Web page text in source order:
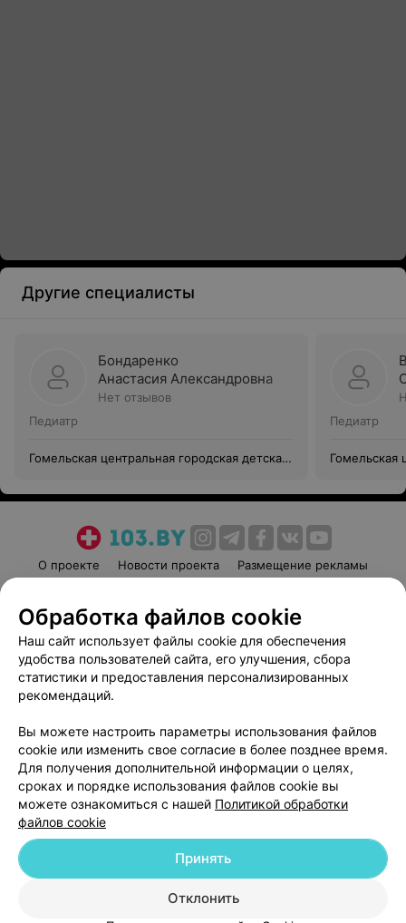
Другие специалисты
Бондаренко
Анастасия Александровна
Нет отзывов
Педиатр
Гомельская центральная городская детская
Педиатр
Гомельская
О проекте Новости проекта
Размещение рекламы
Пользовательское соглашение
Способы оплаты
Вакансии
Партнеры
Написать руководителю 103.by
Обработка персональных данных
© 2026 ООО «Артокс Лаб», УНП 191700409
| 220012, Республика Беларусь,
Служба поддержки +375 291212755
Обработка файлов cookie
Наш сайт использует файлы cookie для обеспечения
удобства пользователей сайта, его улучшения, сбора
статистики и предоставления персонализированных
рекомендаций.
Вы можете настроить параметры использования файлов
cookie или изменить свое согласие в более позднее время.
Для получения дополнительной информации о целях,
сроках и порядке использования файлов cookie вы
можете ознакомиться с нашей Политикой обработки
файлов cookie
Отклонить
Принять